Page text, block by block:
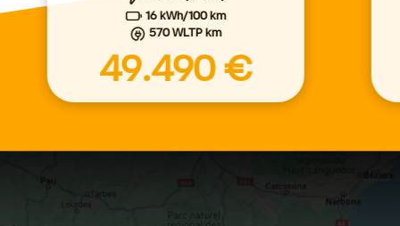
16 kWh/100 km
570 WLTP km
49.490 €